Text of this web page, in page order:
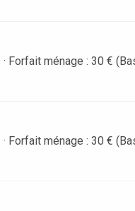
Paris 1h30
Forfait ménage : 30 €
Forfait ménage : 30 €